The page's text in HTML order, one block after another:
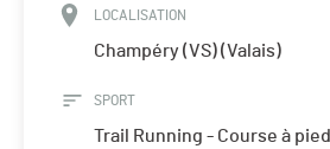
LOCALISATION
Champéry (VS) (Valais)
SPORT
Trail Running - Course à pied